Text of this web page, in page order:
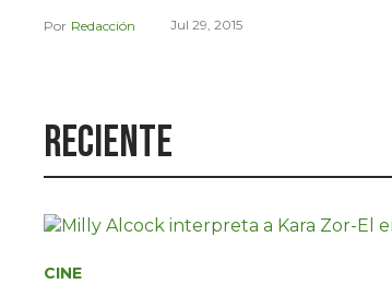
Redacción Jul 29, 2015
Reciente
CINE